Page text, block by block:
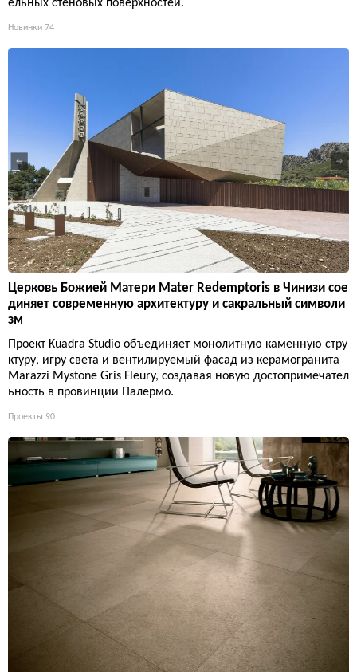
ельных стеновых поверхностей.
Новинки 74
Церковь Божией Матери Mater Redemptoris в Чинизи сое
диняет современную архитектуру и сакральный символи
зм
Проект Kuadra Studio объединяет монолитную каменную стру
ктуру, игру света и вентилируемый фасад из керамогранита
Marazzi Mystone Gris Fleury, создавая новую достопримечател
ьность в провинции Палермо.
Проекты 90